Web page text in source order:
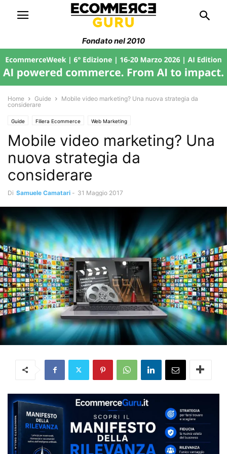
Fondato nel 2010
Home Guide
Mobile video marketing? Una nuova strategia da
considerare
Guide Filiera Ecommerce Web Marketing
Mobile video marketing? Una
nuova strategia da
considerare
Di Samuele Camatari - 31 Maggio 2017